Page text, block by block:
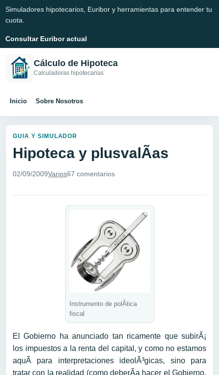
Simuladores hipotecarios, Euribor y herramientas para entender tu
cuota.
Consultar Euribor actual
Cálculo de Hipoteca
Calculadoras hipotecarias
Inicio Sobre Nosotros
GUIA Y SIMULADOR
Hipoteca y plusvalÃ­as
02/09/2009Varios67 comentarios
Instrumento de polÃ­tica
fiscal
El Gobierno ha anunciado tan ricamente que subirÃ¡
los impuestos a la renta del capital, y como no estamos
aquÃ­ para interpretaciones ideolÃ³gicas, sino para
tratar con la realidad (como deberÃ­a hacer el Gobierno,